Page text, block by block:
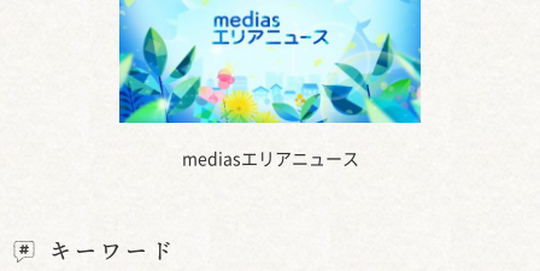
mediasエリアニュース
キーワード